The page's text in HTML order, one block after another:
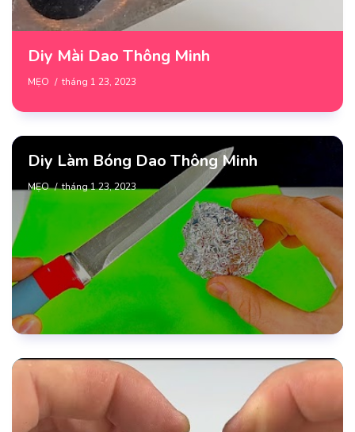
Diy Mài Dao Thông Minh
MẸO tháng 1 23, 2023
Diy Làm Bóng Dao Thông Minh
MẸO tháng 1 23, 2023